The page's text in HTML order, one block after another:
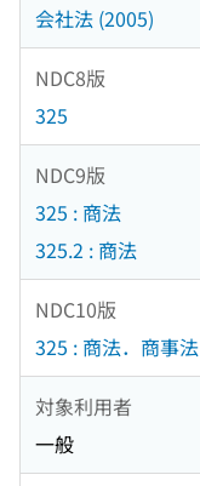
会社法 (2005)
NDC8版
325
NDC9版
325 : 商法
325.2 : 商法
NDC10版
325 : 商法．商事法
対象利用者
一般